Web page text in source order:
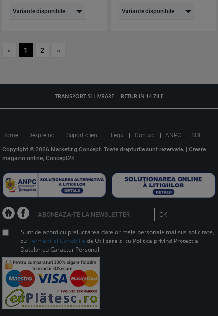
Variante disponibile Variante disponibile
« 1 2 »
TRANSPORT SI LIVRARE RETUR IN 14 ZILE
Home Despre noi Suport clienti Legal Contact ANPC SOL
Copyright © 2026 Marketing Concept. Toate drepturile sunt rezervate. | Creare
magazin online, Concept24
OK
Sunt de acord cu prelucrarea datelor mele personale mai sus solicitate,
cuTermenii si Conditiile de Utilizare si cu Politica privind Protectia
Datelor cu Caracter Personal